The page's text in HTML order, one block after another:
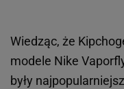
Wiedząc, że
modele Nike
były